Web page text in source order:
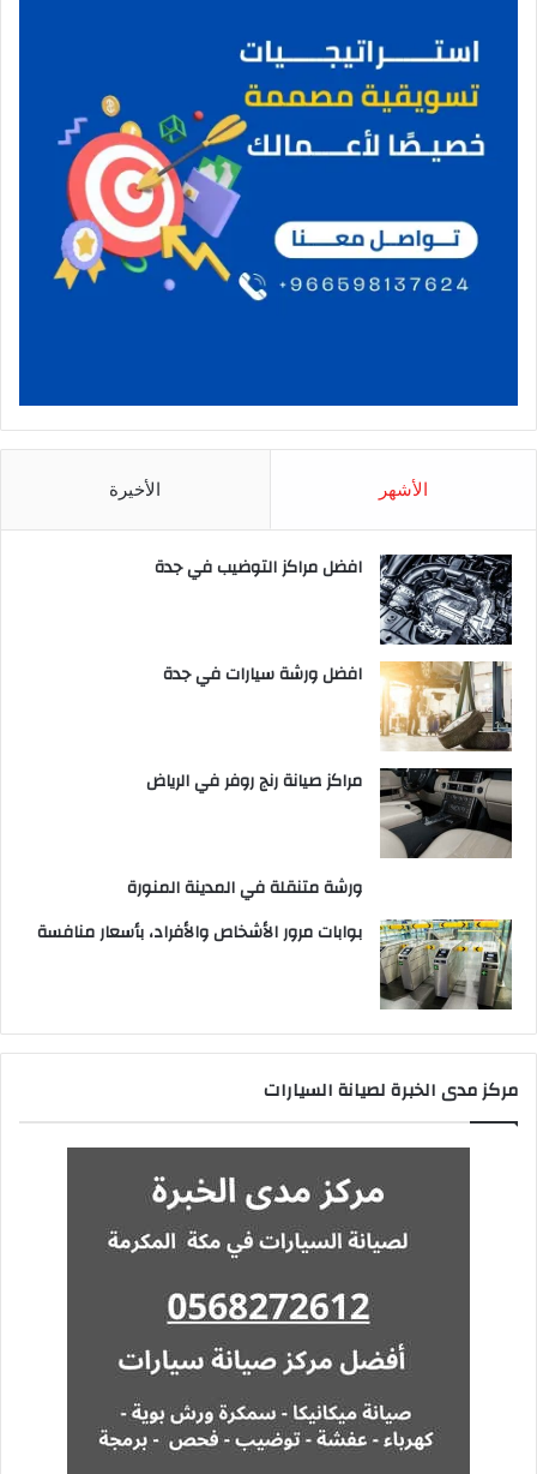
الأشهر الأخيرة
افضل مراكز التوضيب في جدة
افضل ورشة سيارات في جدة
مراكز صيانة رنج روفر في الرياض
ورشة متنقلة في المدينة المنورة
بوابات مرور الأشخاص والأفراد، بأسعار منافسة
مركز مدى الخبرة لصيانة السيارات